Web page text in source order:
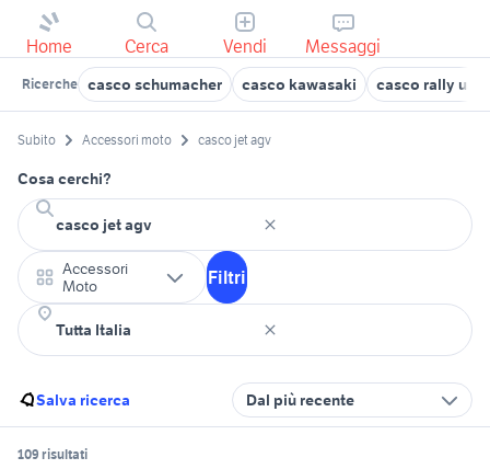
Home Cerca Vendi Messaggi
Ricerche casco schumacher casco kawasaki casco rally
Subito Accessori moto casco jet agv
Cosa cerchi?
Accessori
Moto
Filtri
Salva ricerca Dal più recente
109 risultati